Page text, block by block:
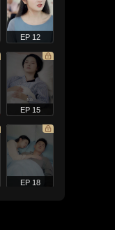
EP 12
EP 15
EP 18